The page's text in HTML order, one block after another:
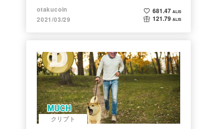
ト】
otakucoin
2021/03/29
681.47 ALIS
121.79 ALIS
クリプト